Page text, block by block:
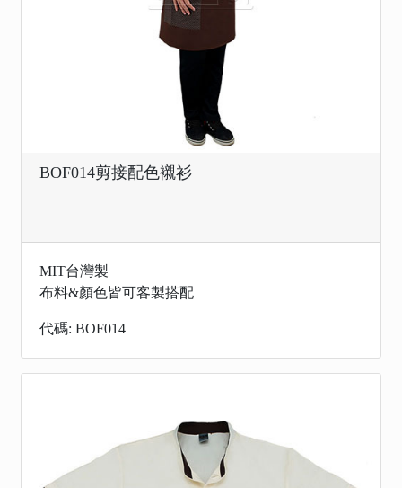
BOF014剪接配色襯衫
MIT台灣製
布料&顏色皆可客製搭配
代碼: BOF014